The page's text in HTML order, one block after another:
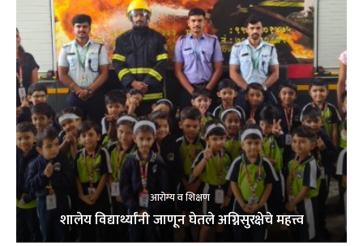
आरोग्य व शिक्षण
शालेय विद्यार्थ्यांनी जाणून घेतले अग्निसुरक्षेचे महत्त्व